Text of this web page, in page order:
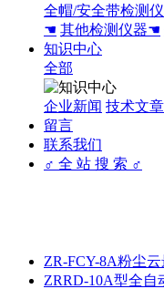
全帽/安全带检测仪
☚ 其他检测仪器☚
知识中心
全部
企业新闻 技术文章
留言
联系我们
♂ 全 站 搜 索 ♂
ZR-FCY-8A粉尘
ZRRD-10A型全自